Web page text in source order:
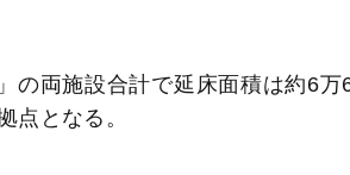
の両施設合計で延床面積は約6
点となる。